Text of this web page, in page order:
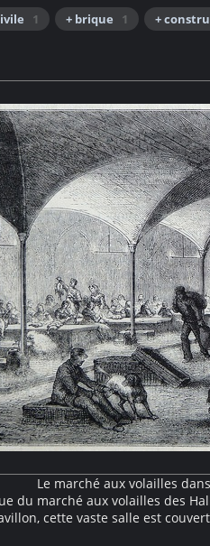
1 + brique 1 +
Le marché aux volailles
du marché aux volailles des
cette vaste salle est